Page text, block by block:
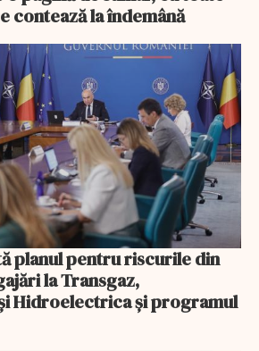
contează la îndemână
planul pentru riscurile din
la Transgaz,
Hidroelectrica și programul